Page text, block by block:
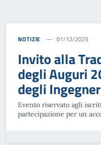
NOTIZIE 01/12/2025
Invito alla
degli Auguri
degli
Evento riservato agli
partecipazione per un